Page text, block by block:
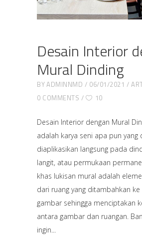
Desain Interior
Mural Dinding
BYADMINNMD 06/01/2021
0 COMMENTS
10
Desain Interior dengan Mural
adalah karya seni apa pun yang
diaplikasikan langsung pada
langit, atau permukaan
khas lukisan mural adalah
dari ruang yang ditambahkan
gambar sehingga menciptakan
antara gambar dan ruangan.
ingin